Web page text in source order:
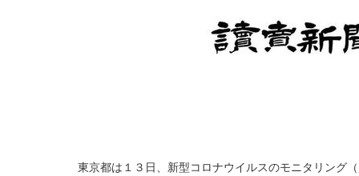
東京都は１３日、新型コロナウイルスのモニタリング